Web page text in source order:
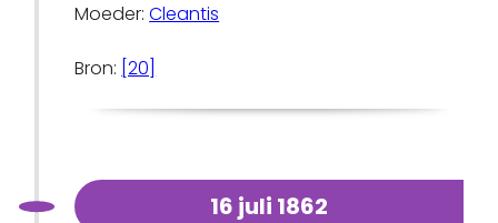
Moeder:Cleantis
Bron: [20]
16 juli 1862